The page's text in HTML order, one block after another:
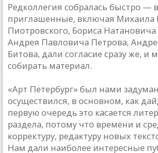
Редколлегия собралась быстро —
приглашенные, включая Михаила
Пиотровского, Бориса Натановича
Андрея Павловича Петрова,
Битова, дали согласие сразу же, и
собирать материал.
«Арт Петербург» был нами
осуществился, в основном, как
первую очередь это касается
раздела, потому что времени и
корректуру, редактуру новых
Нам дали наиболее интересные